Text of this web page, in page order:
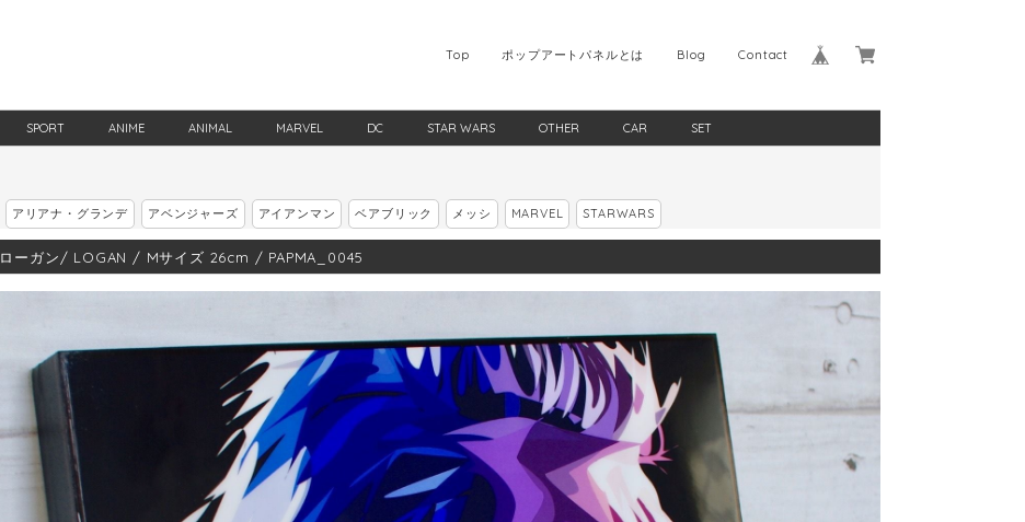
Contact
Blog
ポップアートパネルとは
Top
SPORT ANIME ANIMAL MARVEL DC STAR WARS OTHER CAR SET
アリアナ・グランデ アベンジャーズ アイアンマン ベアブリック メッシ MARVEL STARWARS
ローガン/ LOGAN / Mサイズ 26cm / PAPMA_0045